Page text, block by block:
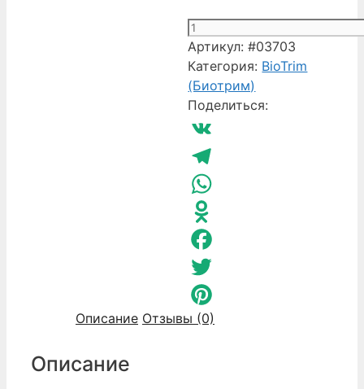
Количество
товара
Пластины
для
стирки
детского
BioTrim
Kids
Артикул:#03703
Категория: BioTrim
(Биотрим)
Поделиться:
VK
Telegram
WhatsApp
Odnoklassniki
Facebook
Twitter
Pinterest
Описание Отзывы (0)
Описание